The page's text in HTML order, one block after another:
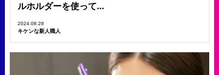
ルホルダーを使って...
2024.08.28
キケンな新人職人